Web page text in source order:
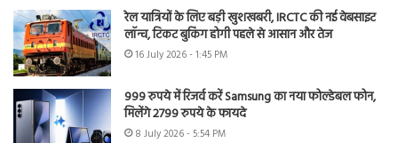
रेल यात्रियों के लिए बड़ी खुशखबरी, IRCTC की नई वेबसाइट
लॉन्च, टिकट बुकिंग होगी पहले से आसान और तेज
16 July 2026 - 1:45 PM
999 रुपये में रिजर्व करें Samsung का नया फोल्डेबल फोन,
मिलेंगे 2799 रुपये के फायदे
8 July 2026 - 5:54 PM